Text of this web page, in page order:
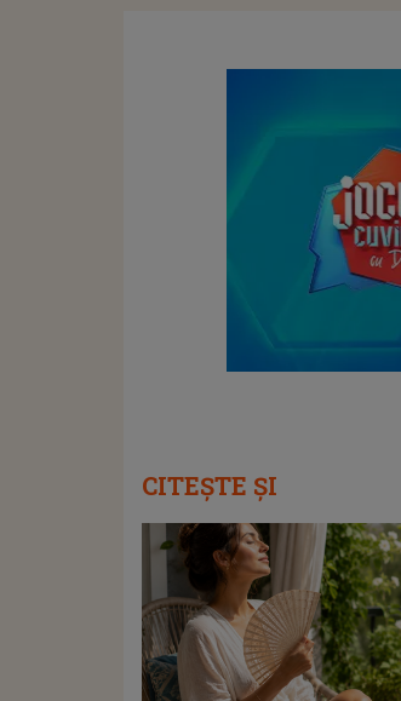
CITEȘTE ȘI